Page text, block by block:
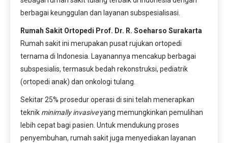
berbagai keunggulan dan layanan subspesialisasi.
Rumah Sakit Ortopedi Prof. Dr. R. Soeharso Surakarta
Rumah sakit ini merupakan pusat rujukan ortopedi
ternama di Indonesia. Layanannya mencakup berbagai
subspesialis, termasuk bedah rekonstruksi, pediatrik
(ortopedi anak) dan onkologi tulang.
Sekitar 25% prosedur operasi di sini telah menerapkan
teknik minimally invasiveyang memungkinkan pemulihan
lebih cepat bagi pasien. Untuk mendukung proses
penyembuhan, rumah sakit juga menyediakan layanan